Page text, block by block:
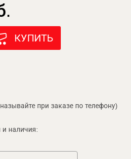
КУПИТЬ
при заказе по телефону)
и наличия: